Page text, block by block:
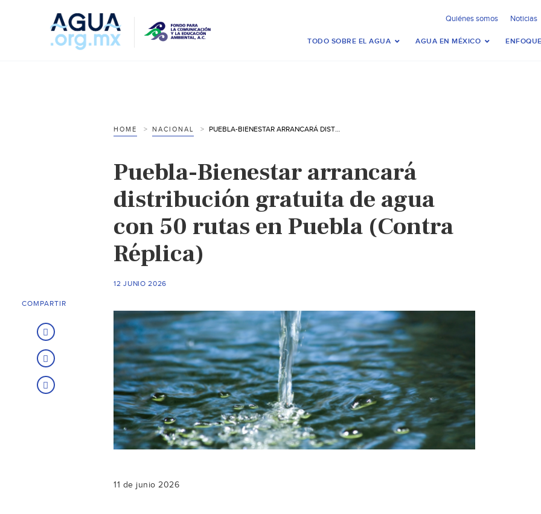
Quiénes somos Noticias
TODO SOBRE EL AGUA AGUA EN MÉXICO
HOME NACIONAL PUEBLA-BIENESTAR ARRANCARÁ DISTRIBUCIÓN GRATUITA DE AGUA CON 50 RUTAS EN PUEBLA (CONTRA RÉPLICA)
Puebla-Bienestar arrancará
distribución gratuita de agua
con 50 rutas en Puebla (Contra
Réplica)
12 JUNIO 2026
11 de junio 2026
COMPARTIR